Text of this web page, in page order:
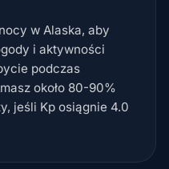
w Alaska, aby
i aktywności
podczas
około 80-90%
jeśli Kp osiągnie 4.0